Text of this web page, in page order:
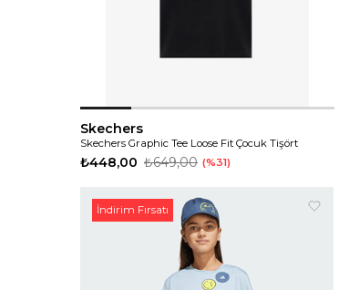
Skechers
Skechers Graphic Tee Loose Fit Çocuk Tişört
₺448,00 ₺649,00 %31
İndirim Fırsatı